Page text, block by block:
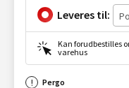
Leveres til:
Kan forudbestilles
varehus
Pergo